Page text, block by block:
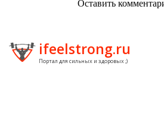
Оставить
ifeelstrong.ru
Портал для сильных и здоровых ;)